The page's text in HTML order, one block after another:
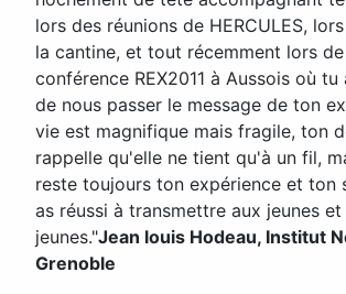
lors des réunions de HERCULES,
la cantine, et tout récemment lors
conférence REX2011 à Aussois où
de nous passer le message de ton
vie est magnifique mais fragile, ton
rappelle qu'elle ne tient qu'à un fil,
reste toujours ton expérience et ton
as réussi à transmettre aux jeunes
jeunes."Jean louis Hodeau, Institut
Grenoble